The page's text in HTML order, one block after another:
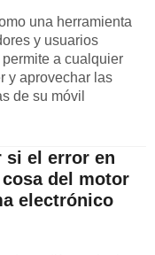
una herramienta
y usuarios
a cualquier
y aprovechar las
de su móvil
si el error en
del motor
electrónico